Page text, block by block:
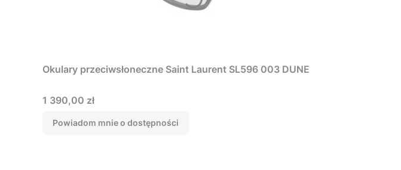
Okulary przeciwsłoneczne Saint Laurent SL596 003 DUNE
Cena
1 390,00 zł
Powiadom mnie o dostępności